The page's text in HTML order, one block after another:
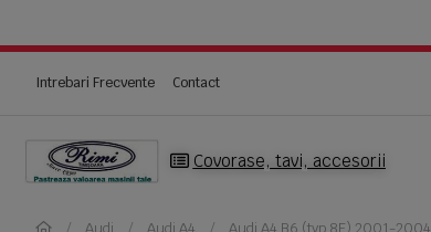
Intrebari Frecvente Contact
Covorase, tavi, accesorii
Audi Audi A4 Audi A4 B6 (typ 8E) 2001-2004